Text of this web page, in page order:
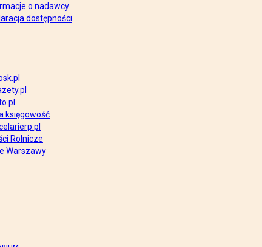
o nadawcy
dostępności
księgowość
Rolnicze
Warszawy